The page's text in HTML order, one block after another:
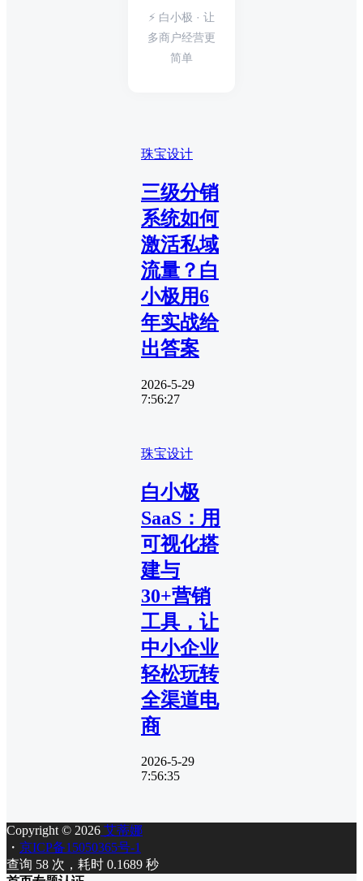
⚡ 白小极 · 让
多商户经营更
简单
珠宝设计
三级分销
系统如何
激活私域
流量？白
小极用6
年实战给
出答案
2026-5-29
7:56:27
珠宝设计
白小极
SaaS：用
可视化搭
建与
30+营销
工具，让
中小企业
轻松玩转
全渠道电
商
2026-5-29
7:56:35
Copyright © 2026 艾蒂娜
・ 京ICP备15050365号-1
查询 58 次，耗时 0.1689 秒